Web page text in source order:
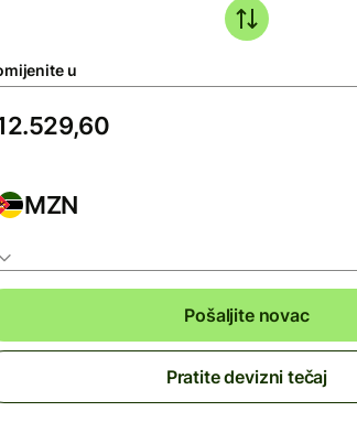
u
MZN
Pošaljite novac
Pratite devizni tečaj